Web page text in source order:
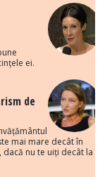
ei.
de
mai mare decât în
dacă nu te uiți decât la